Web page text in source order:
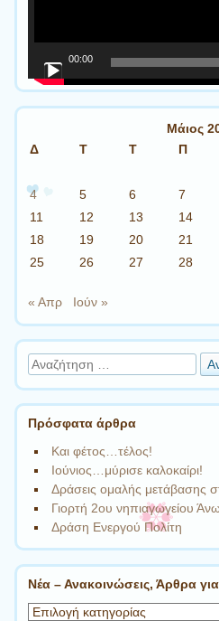
00:00
Μάιος
Δ
Τ Τ Π
4
5 6 7
11
12 13 14
18
19 20 21
25
26 27 28
« Απρ Ιούν »
Αναζήτηση
Πρόσφατα άρθρα
Και φέτος…τέλος!
Ιούνιος…μύρισε καλοκαίρι!
Δράσεις ομαλής μετάβασης
Γιορτή 2ου νηπιαγωγείου
Δράση Ενεργού Πολίτη
Νέα – Ανακοινώσεις, Άρθρα για
Νέα